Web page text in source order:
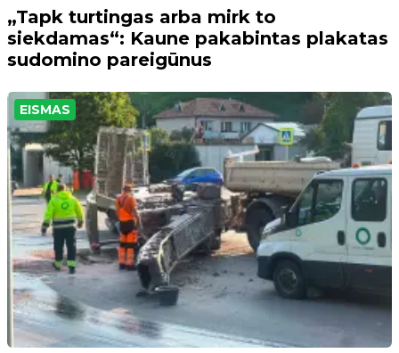
„Tapk turtingas arba mirk to
siekdamas“: Kaune pakabintas plakatas
sudomino pareigūnus
EISMAS